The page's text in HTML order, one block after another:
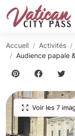
Accueil Activités
Audience papale
Voir les 7